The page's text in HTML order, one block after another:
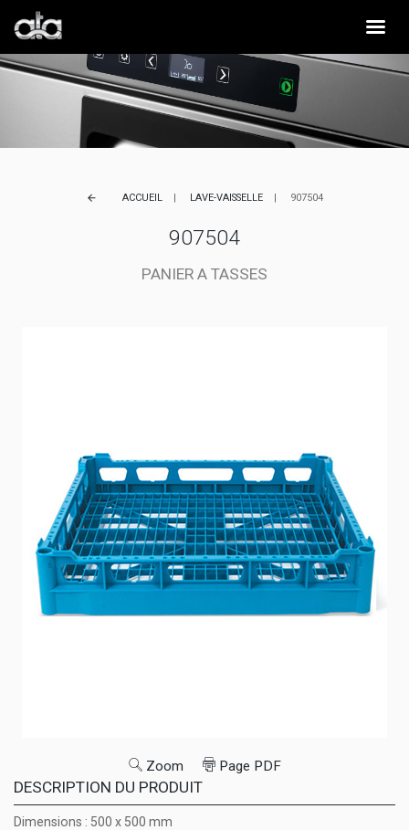
arrow_back ACCUEIL LAVE-VAISSELLE 907504
907504
PANIER A TASSES
Zoom Page PDF
DESCRIPTION DU PRODUIT
Dimensions : 500 x 500 mm